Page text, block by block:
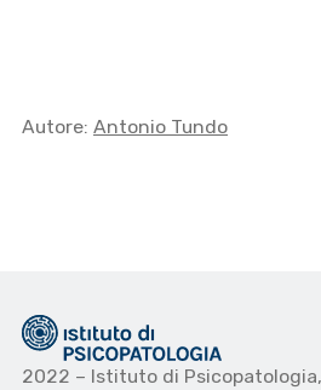
Autore: Antonio Tundo
2022 – Istituto di